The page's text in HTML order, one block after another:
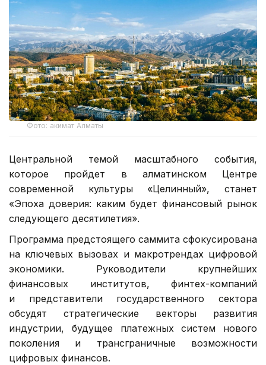
Фото: акимат Алматы
Центральной темой масштабного события,
которое пройдет в алматинском Центре
современной культуры «Целинный», станет
«Эпоха доверия: каким будет финансовый рынок
следующего десятилетия».
Программа предстоящего саммита сфокусирована
на ключевых вызовах и макротрендах цифровой
экономики. Руководители крупнейших
финансовых институтов, финтех-компаний
и представители государственного сектора
обсудят стратегические векторы развития
индустрии, будущее платежных систем нового
поколения и трансграничные возможности
цифровых финансов.